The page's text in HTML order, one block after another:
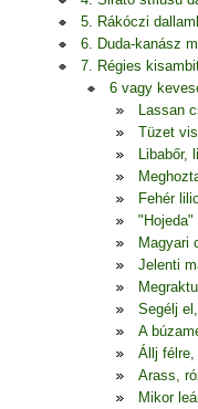
5. Rákóczi
6. Duda-kanász
7. Régies
6 vagy
Lassan
Tüzet
Libabőr,
Fehér
"Hojeda"
Magyari
Jelenti
Segélj
A
Állj félre,
Arass,
Mikor